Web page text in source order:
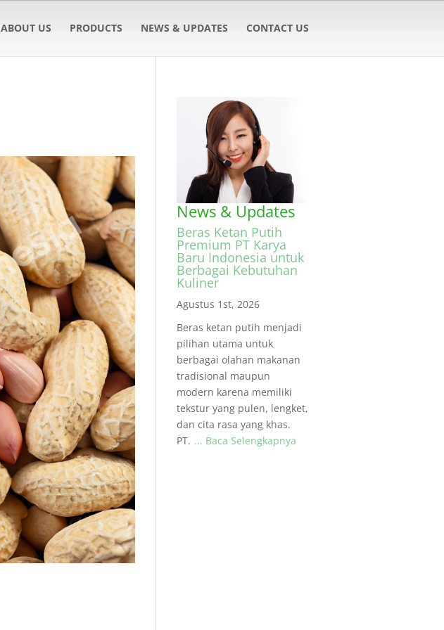
ABOUT US PRODUCTS NEWS & UPDATES CONTACT US
News & Updates
Beras Ketan Putih
Premium PT Karya
Baru Indonesia untuk
Berbagai Kebutuhan
Kuliner
Agustus 1st, 2026
Beras ketan putih menjadi
pilihan utama untuk
berbagai olahan makanan
tradisional maupun
modern karena memiliki
tekstur yang pulen, lengket,
dan cita rasa yang khas.
PT. ... Baca Selengkapnya